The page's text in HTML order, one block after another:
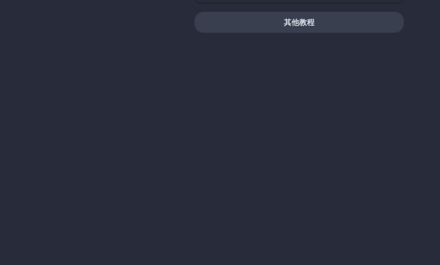
其他教程